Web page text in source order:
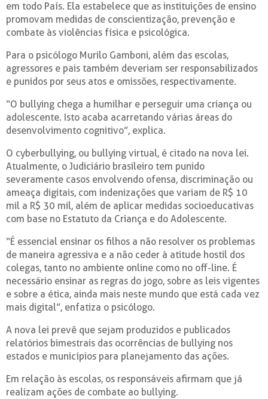
em todo País. Ela estabelece que as instituições de ensino
promovam medidas de conscientização, prevenção e
combate às violências física e psicológica.
Para o psicólogo Murilo Gamboni, além das escolas,
agressores e pais também deveriam ser responsabilizados
e punidos por seus atos e omissões, respectivamente.
“O bullying chega a humilhar e perseguir uma criança ou
adolescente. Isto acaba acarretando várias áreas do
desenvolvimento cognitivo”, explica.
O cyberbullying, ou bullying virtual, é citado na nova lei.
Atualmente, o Judiciário brasileiro tem punido
severamente casos envolvendo ofensa, discriminação ou
ameaça digitais, com indenizações que variam de R$ 10
mil a R$ 30 mil, além de aplicar medidas socioeducativas
com base no Estatuto da Criança e do Adolescente.
“É essencial ensinar os filhos a não resolver os problemas
de maneira agressiva e a não ceder à atitude hostil dos
colegas, tanto no ambiente online como no off-line. É
necessário ensinar as regras do jogo, sobre as leis vigentes
e sobre a ética, ainda mais neste mundo que está cada vez
mais digital”, enfatiza o psicólogo.
A nova lei prevê que sejam produzidos e publicados
relatórios bimestrais das ocorrências de bullying nos
estados e municípios para planejamento das ações.
Em relação às escolas, os responsáveis afirmam que já
realizam ações de combate ao bullying.